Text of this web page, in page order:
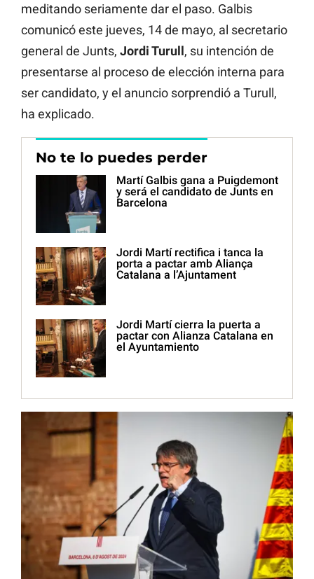
meditando seriamente dar el paso. Galbis
comunicó este jueves, 14 de mayo, al secretario
general de Junts, Jordi Turull, su intención de
presentarse al proceso de elección interna para
ser candidato, y el anuncio sorprendió a Turull,
ha explicado.
No te lo puedes perder
Martí Galbis gana a Puigdemont
y será el candidato de Junts en
Barcelona
Jordi Martí rectifica i tanca la
porta a pactar amb Aliança
Catalana a l’Ajuntament
Jordi Martí cierra la puerta a
pactar con Alianza Catalana en
el Ayuntamiento